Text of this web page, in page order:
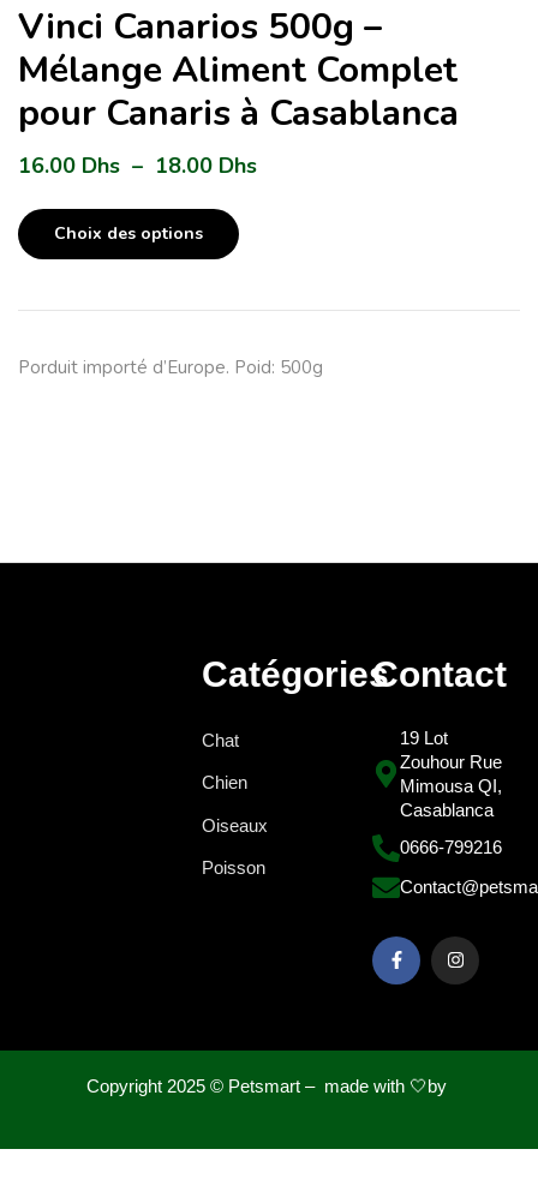
Vinci Canarios 500g –
Mélange Aliment Complet
pour Canaris à Casablanca
16.00 Dhs – 18.00 Dhs
Choix des options
Porduit importé d’Europe. Poid: 500g
Catégories
Chat
Chien
Oiseaux
Poisson
Contact
19 Lot
Zouhour Rue
Mimousa QI,
Casablanca
0666-799216
Copyright 2025 © Petsmart – made with 🤍by